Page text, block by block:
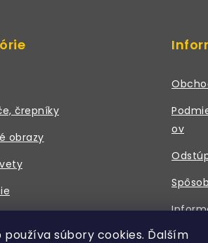
používa súbory cookies. Ďalším
črepníky
obrazy
ov